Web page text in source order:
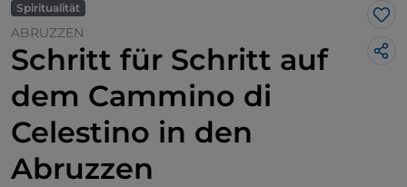
Spiritualität
ABRUZZEN
Schritt für Schritt auf
dem Cammino di
Celestino in den
Abruzzen